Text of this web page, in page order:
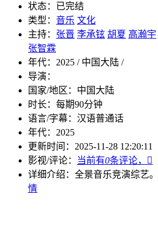
状态： 已完结
类型： 音乐 文化
主持： 张晋 李承铉 胡夏 高瀚宇
张智霖
年代： 2025 / 中国大陆 /
导演：
国家/地区： 中国大陆
时长： 每期90分钟
语言/字幕： 汉语普通话
年代： 2025
更新时间： 2025-11-28 12:20:11
影视/评论：
当前有0条评论，

详细介绍： 全景音乐竞演综艺。
情